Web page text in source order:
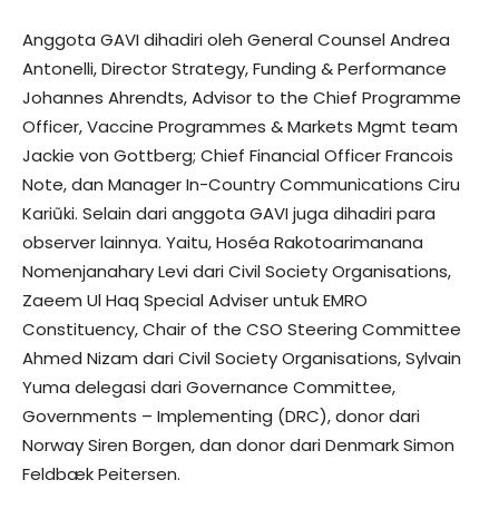
Anggota GAVI dihadiri oleh General Counsel Andrea
Antonelli, Director Strategy, Funding & Performance
Johannes Ahrendts, Advisor to the Chief Programme
Officer, Vaccine Programmes & Markets Mgmt team
Jackie von Gottberg; Chief Financial Officer Francois
Note, dan Manager In-Country Communications Ciru
Kariũki. Selain dari anggota GAVI juga dihadiri para
observer lainnya. Yaitu, Hoséa Rakotoarimanana
Nomenjanahary Levi dari Civil Society Organisations,
Zaeem Ul Haq Special Adviser untuk EMRO
Constituency, Chair of the CSO Steering Committee
Ahmed Nizam dari Civil Society Organisations, Sylvain
Yuma delegasi dari Governance Committee,
Governments – Implementing (DRC), donor dari
Norway Siren Borgen, dan donor dari Denmark Simon
Feldbæk Peitersen.